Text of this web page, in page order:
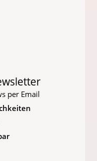
per Email